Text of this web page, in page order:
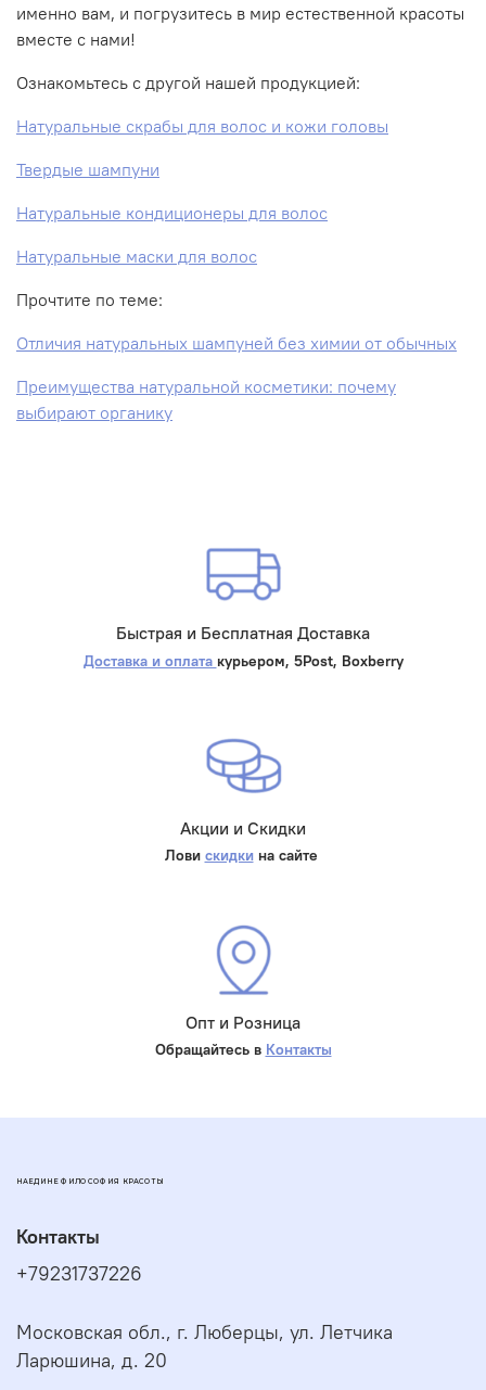
именно вам, и погрузитесь в мир естественной красоты
вместе с нами!
Ознакомьтесь с другой нашей продукцией:
Натуральные скрабы для волос и кожи головы
Твердые шампуни
Натуральные кондиционеры для волос
Натуральные маски для волос
Прочтите по теме:
Отличия натуральных шампуней без химии от обычных
Преимущества натуральной косметики: почему
выбирают органику
Быстрая и Бесплатная Доставка
Доставка и оплата курьером, 5Post, Boxberry
Акции и Скидки
Лови скидкина сайте
Опт и Розница
Обращайтесь в Контакты
НАЕДИНЕ ФИЛОСОФИЯ КРАСОТЫ
Контакты
+79231737226
Московская обл., г. Люберцы, ул. Летчика
Ларюшина, д. 20